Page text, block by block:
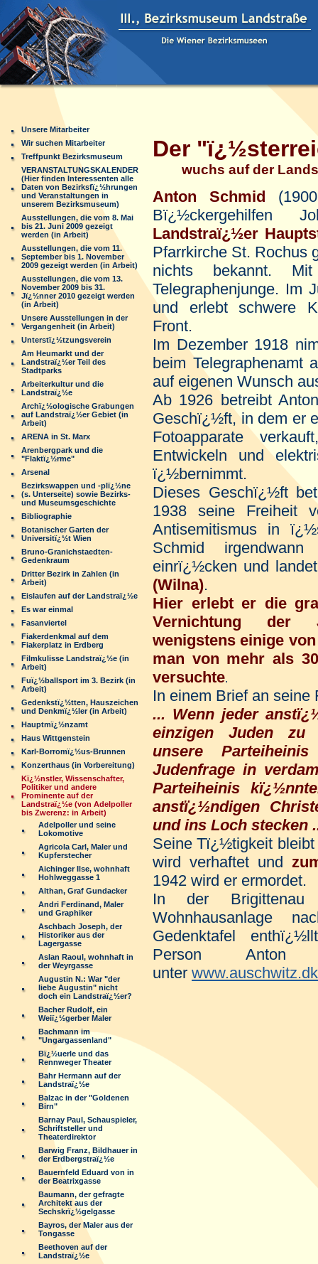
Unsere Mitarbeiter
Wir suchen Mitarbeiter
Treffpunkt Bezirksmuseum
VERANSTALTUNGSKALENDER
(Hier finden Interessenten alle
Daten von Bezirksfï¿½hrungen
und Veranstaltungen in
unserem Bezirksmuseum)
Ausstellungen, die vom 8. Mai
bis 21. Juni 2009 gezeigt
werden (in Arbeit)
Ausstellungen, die vom 11.
September bis 1. November
2009 gezeigt werden (in Arbeit)
Ausstellungen, die vom 13.
November 2009 bis 31.
Jï¿½nner 2010 gezeigt werden
(in Arbeit)
Unsere Ausstellungen in der
Vergangenheit (in Arbeit)
Unterstï¿½tzungsverein
Am Heumarkt und der
Landstraï¿½er Teil des
Stadtparks
Arbeiterkultur und die
Landstraï¿½e
Archï¿½ologische Grabungen
auf Landstraï¿½er Gebiet (in
Arbeit)
ARENA in St. Marx
Arenbergpark und die
"Flaktï¿½rme"
Arsenal
Bezirkswappen und -plï¿½ne
(s. Unterseite) sowie Bezirks-
und Museumsgeschichte
Bibliographie
Botanischer Garten der
Universitï¿½t Wien
Bruno-Granichstaedten-
Gedenkraum
Dritter Bezirk in Zahlen (in
Arbeit)
Eislaufen auf der Landstraï¿½e
Es war einmal
Fasanviertel
Fiakerdenkmal auf dem
Fiakerplatz in Erdberg
Filmkulisse Landstraï¿½e (in
Arbeit)
Fuï¿½ballsport im 3. Bezirk (in
Arbeit)
Gedenkstï¿½tten, Hauszeichen
und Denkmï¿½ler (in Arbeit)
Hauptmï¿½nzamt
Haus Wittgenstein
Karl-Borromï¿½us-Brunnen
Konzerthaus (in Vorbereitung)
Kï¿½nstler, Wissenschafter,
Politiker und andere
Prominente auf der
Landstraï¿½e (von Adelpoller
bis Zwerenz: in Arbeit)
Adelpoller und seine
Lokomotive
Agricola Carl, Maler und
Kupferstecher
Aichinger Ilse, wohnhaft
Hohlweggasse 1
Althan, Graf Gundacker
Andri Ferdinand, Maler
und Graphiker
Aschbach Joseph, der
Historiker aus der
Lagergasse
Aslan Raoul, wohnhaft in
der Weyrgasse
Augustin N.: War "der
liebe Augustin" nicht
doch ein Landstraï¿½er?
Bacher Rudolf, ein
Weiï¿½gerber Maler
Bachmann im
"Ungargassenland"
Bï¿½uerle und das
Rennweger Theater
Bahr Hermann auf der
Landstraï¿½e
Balzac in der "Goldenen
Birn"
Barnay Paul, Schauspieler,
Schriftsteller und
Theaterdirektor
Barwig Franz, Bildhauer in
der Erdbergstraï¿½e
Bauernfeld Eduard von in
der Beatrixgasse
Baumann, der gefragte
Architekt aus der
Sechskrï¿½gelgasse
Bayros, der Maler aus der
Tongasse
Beethoven auf der
Landstraï¿½e
Der
wuchs auf der
Anton Schmid
Bï¿½ckergehilfen
Landstraï¿½er
Pfarrkirche St. Rochus
nichts bekannt.
Telegraphenjunge. Im
und erlebt schwere
Front.
Im Dezember 1918
beim Telegraphenamt
auf eigenen Wunsch
Ab 1926 betreibt
Geschï¿½ft, in dem er
Fotoapparate
Entwickeln und
ï¿½bernimmt.
Dieses Geschï¿½ft
1938 seine Freiheit
Antisemitismus in
Schmid
einrï¿½cken und
(Wilna).
Hier erlebt er die
Vernichtung der
wenigstens einige
man von mehr als
versuchte.
In einem Brief an seine
... Wenn jeder
einzigen Juden zu
unsere
Judenfrage in
Parteiheinis
anstï¿½ndigen
und ins Loch stecken
Seine Tï¿½tigkeit bleibt
wird verhaftet und
1942 wird er ermordet.
In der Brigittenau
Wohnhausanlage
Gedenktafel
Person
unter